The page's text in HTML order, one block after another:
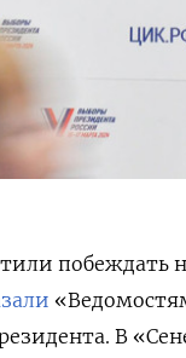
побеждать
В